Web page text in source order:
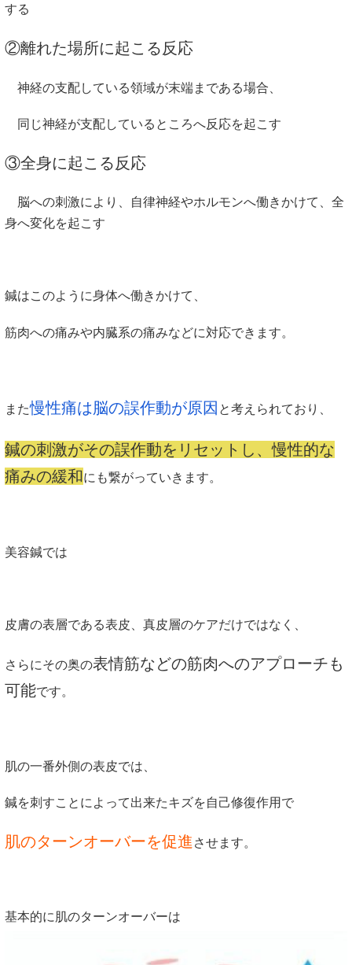
する
②離れた場所に起こる反応
神経の支配している領域が末端まである場合、
同じ神経が支配しているところへ反応を起こす
③全身に起こる反応
脳への刺激により、自律神経やホルモンへ働きかけて、全
身へ変化を起こす
鍼はこのように身体へ働きかけて、
筋肉への痛みや内臓系の痛みなどに対応できます。
また慢性痛は脳の誤作動が原因 と考えられており、
鍼の刺激がその誤作動をリセットし、慢性的な
痛みの緩和にも繋がっていきます。
美容鍼では
皮膚の表層である表皮、真皮層のケアだけではなく、
さらにその奥の表情筋などの筋肉へのアプローチも
可能です。
肌の一番外側の表皮では、
鍼を刺すことによって出来たキズを自己修復作用で
肌のターンオーバーを促進 させます。
基本的に肌のターンオーバーは